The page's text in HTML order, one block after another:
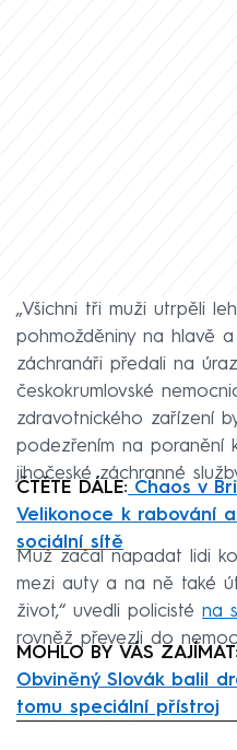
„Všichni tři muži utrpěli
pohmožděniny na hlavě
záchranáři předali na
českokrumlovské
zdravotnického zařízení
podezřením na poranění
jihočeské záchranné
ČTĚTE DÁLE: Chaos v
Velikonoce k rabování
sociální sítě
Muž začal napadat lidi
mezi auty a na ně také
život,“ uvedli policisté na
rovněž převezli do
MOHLO BY VÁS ZAJÍMAT:
Obviněný Slovák balil
tomu speciální přístroj